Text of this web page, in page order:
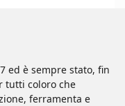
ed è sempre stato, fin
tutti coloro che
ferramenta e